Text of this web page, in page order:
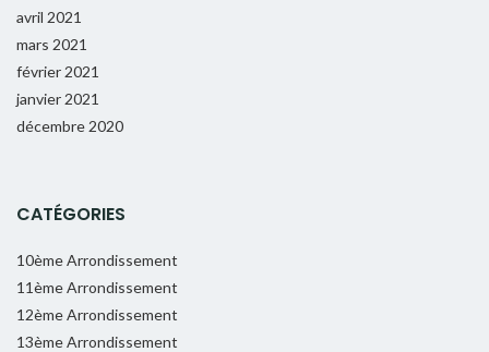
avril 2021
mars 2021
février 2021
janvier 2021
décembre 2020
CATÉGORIES
10ème Arrondissement
11ème Arrondissement
12ème Arrondissement
13ème Arrondissement